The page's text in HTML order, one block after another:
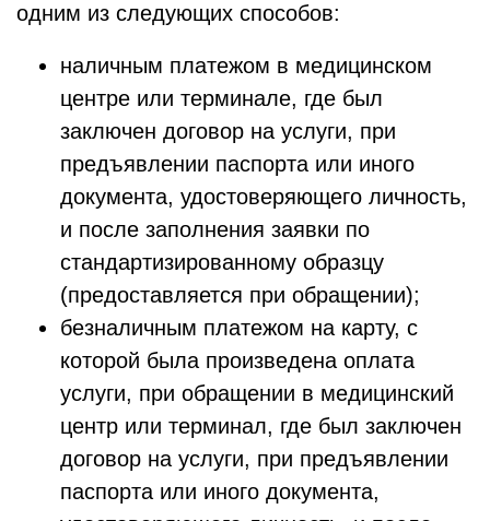
одним из следующих способов:
наличным платежом в медицинском
центре или терминале, где был
заключен договор на услуги, при
предъявлении паспорта или иного
документа, удостоверяющего личность,
и после заполнения заявки по
стандартизированному образцу
(предоставляется при обращении);
безналичным платежом на карту, с
которой была произведена оплата
услуги, при обращении в медицинский
центр или терминал, где был заключен
договор на услуги, при предъявлении
паспорта или иного документа,